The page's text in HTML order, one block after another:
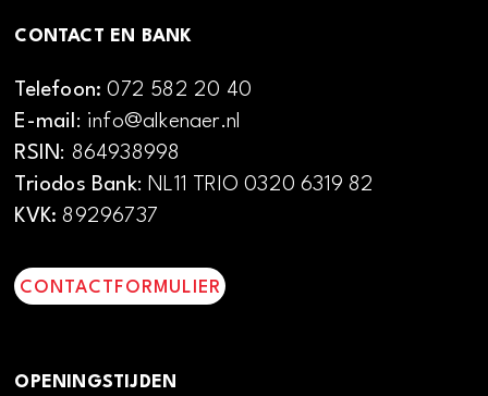
CONTACT EN BANK
Telefoon:072 582 20 40
E-mail: info@alkenaer.nl
RSIN: 864938998
Triodos Bank: NL11 TRIO 0320 6319 82
KVK: 89296737
CONTACTFORMULIER
OPENINGSTIJDEN